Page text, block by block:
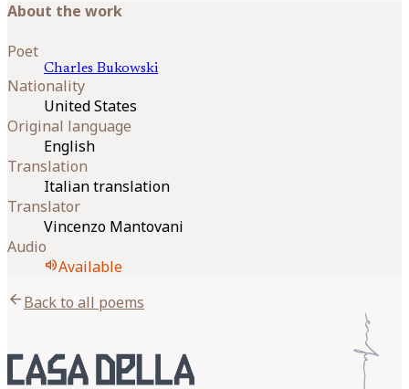
About the work
Poet
Charles Bukowski
Nationality
United States
Original language
English
Translation
Italian translation
Translator
Vincenzo Mantovani
Audio
volume_upAvailable
arrow_backBack to all poems